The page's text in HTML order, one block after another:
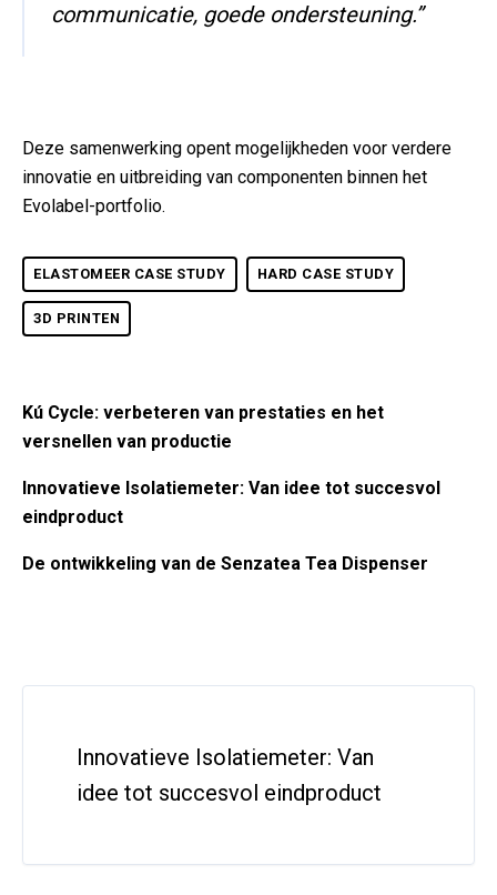
communicatie, goede ondersteuning.”
Deze samenwerking opent mogelijkheden voor verdere
innovatie en uitbreiding van componenten binnen het
Evolabel-portfolio.
ELASTOMEER CASE STUDY HARD CASE STUDY
3D PRINTEN
Kú Cycle: verbeteren van prestaties en het
versnellen van productie
Innovatieve Isolatiemeter: Van idee tot succesvol
eindproduct
De ontwikkeling van de Senzatea Tea Dispenser
Innovatieve Isolatiemeter: Van
idee tot succesvol eindproduct